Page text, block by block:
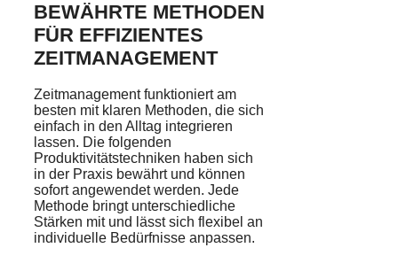
BEWÄHRTE METHODEN
FÜR EFFIZIENTES
ZEITMANAGEMENT
Zeitmanagement funktioniert am
besten mit klaren Methoden, die sich
einfach in den Alltag integrieren
lassen. Die folgenden
Produktivitätstechniken haben sich
in der Praxis bewährt und können
sofort angewendet werden. Jede
Methode bringt unterschiedliche
Stärken mit und lässt sich flexibel an
individuelle Bedürfnisse anpassen.